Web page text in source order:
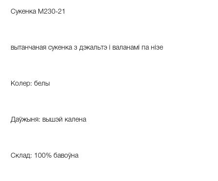
Сукенка М230-21
вытанчаная сукенка з дэкальтэ і валанамі па нізе
Колер: белы
Даўжыня: вышэй калена
Склад: 100% бавоўна